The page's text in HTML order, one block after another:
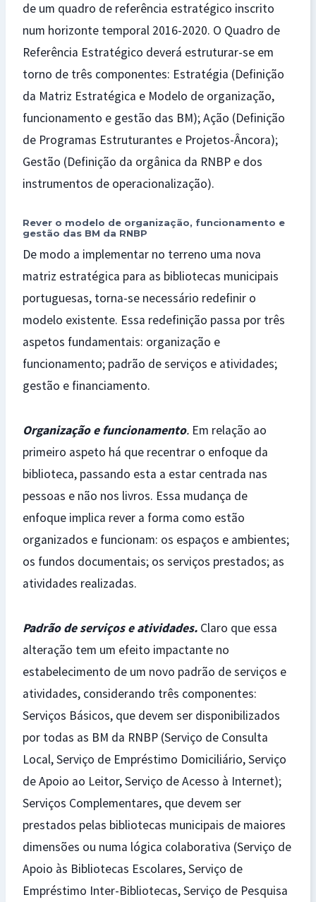
de um quadro de referência estratégico inscrito
num horizonte temporal 2016-2020. O Quadro de
Referência Estratégico deverá estruturar-se em
torno de três componentes: Estratégia (Definição
da Matriz Estratégica e Modelo de organização,
funcionamento e gestão das BM); Ação (Definição
de Programas Estruturantes e Projetos-Âncora);
Gestão (Definição da orgânica da RNBP e dos
instrumentos de operacionalização).
Rever o modelo de organização, funcionamento e
gestão das BM da RNBP
De modo a implementar no terreno uma nova
matriz estratégica para as bibliotecas municipais
portuguesas, torna-se necessário redefinir o
modelo existente. Essa redefinição passa por três
aspetos fundamentais: organização e
funcionamento; padrão de serviços e atividades;
gestão e financiamento.
Organização e funcionamento. Em relação ao
primeiro aspeto há que recentrar o enfoque da
biblioteca, passando esta a estar centrada nas
pessoas e não nos livros. Essa mudança de
enfoque implica rever a forma como estão
organizados e funcionam: os espaços e ambientes;
os fundos documentais; os serviços prestados; as
atividades realizadas.
Padrão de serviços e atividades. Claro que essa
alteração tem um efeito impactante no
estabelecimento de um novo padrão de serviços e
atividades, considerando três componentes:
Serviços Básicos, que devem ser disponibilizados
por todas as BM da RNBP (Serviço de Consulta
Local, Serviço de Empréstimo Domiciliário, Serviço
de Apoio ao Leitor, Serviço de Acesso à Internet);
Serviços Complementares, que devem ser
prestados pelas bibliotecas municipais de maiores
dimensões ou numa lógica colaborativa (Serviço de
Apoio às Bibliotecas Escolares, Serviço de
Empréstimo Inter-Bibliotecas, Serviço de Pesquisa